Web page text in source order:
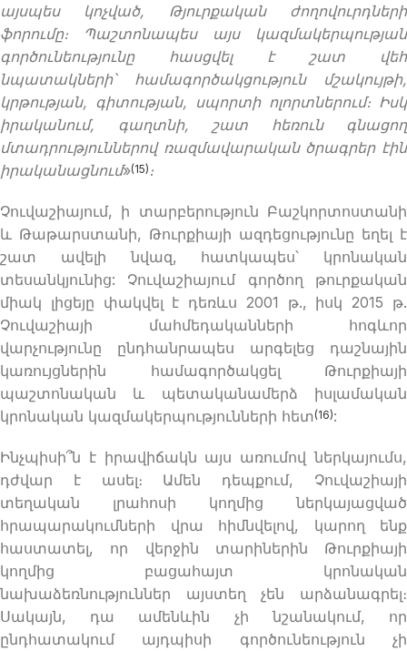
այսպես կոչված, Թյուրքական ժողովուրդների
ֆորումը։ Պաշտոնապես այս կազմակերպության
գործունեությունը հասցվել է շատ վեհ
նպատակների՝ համագործակցություն մշակույթի,
կրթության, գիտության, սպորտի ոլորտներում։ Իսկ
իրականում, գաղտնի, շատ հեռուն գնացող
մտադրություններով ռազմավարական ծրագրեր էին
իրականացնում»(15) ։
Չուվաշիայում, ի տարբերություն Բաշկորտոստանի
և Թաթարստանի, Թուրքիայի ազդեցությունը եղել է
շատ ավելի նվազ, հատկապես՝ կրոնական
տեսանկյունից: Չուվաշիայում գործող թուրքական
միակ լիցեյը փակվել է դեռևս 2001 թ., իսկ 2015 թ.
Չուվաշիայի մահմեդականների հոգևոր
վարչությունը ընդհանրապես արգելեց դաշնային
կառույցներին համագործակցել Թուրքիայի
պաշտոնական և պետականամերձ իսլամական
կրոնական կազմակերպությունների հետ(16):
Ինչպիսի՞ն է իրավիճակն այս առումով ներկայումս,
դժվար է ասել։ Ամեն դեպքում, Չուվաշիայի
տեղական լրահոսի կողմից ներկայացված
հրապարակումների վրա հիմնվելով, կարող ենք
հաստատել, որ վերջին տարիներին Թուրքիայի
կողմից բացահայտ կրոնական
նախաձեռնություններ այստեղ չեն արձանագրել։
Սակայն, դա ամենևին չի նշանակում, որ
ընդհատակում այդպիսի գործունեություն չի